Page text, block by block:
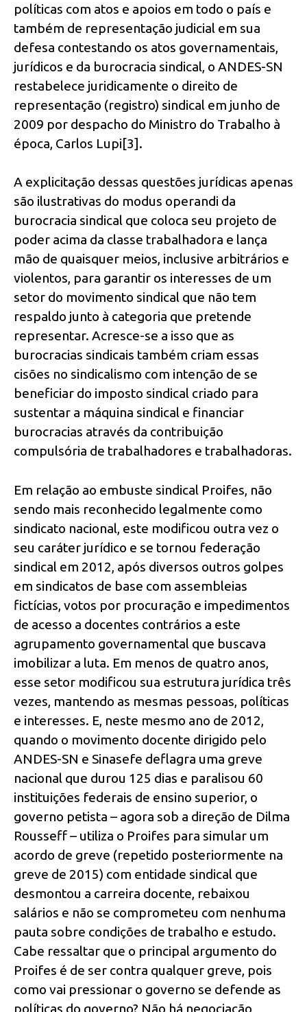
políticas com atos e apoios em todo o país e
também de representação judicial em sua
defesa contestando os atos governamentais,
jurídicos e da burocracia sindical, o ANDES-SN
restabelece juridicamente o direito de
representação (registro) sindical em junho de
2009 por despacho do Ministro do Trabalho à
época, Carlos Lupi[3].
A explicitação dessas questões jurídicas apenas
são ilustrativas do modus operandi da
burocracia sindical que coloca seu projeto de
poder acima da classe trabalhadora e lança
mão de quaisquer meios, inclusive arbitrários e
violentos, para garantir os interesses de um
setor do movimento sindical que não tem
respaldo junto à categoria que pretende
representar. Acresce-se a isso que as
burocracias sindicais também criam essas
cisões no sindicalismo com intenção de se
beneficiar do imposto sindical criado para
sustentar a máquina sindical e financiar
burocracias através da contribuição
compulsória de trabalhadores e trabalhadoras.
Em relação ao embuste sindical Proifes, não
sendo mais reconhecido legalmente como
sindicato nacional, este modificou outra vez o
seu caráter jurídico e se tornou federação
sindical em 2012, após diversos outros golpes
em sindicatos de base com assembleias
fictícias, votos por procuração e impedimentos
de acesso a docentes contrários a este
agrupamento governamental que buscava
imobilizar a luta. Em menos de quatro anos,
esse setor modificou sua estrutura jurídica três
vezes, mantendo as mesmas pessoas, políticas
e interesses. E, neste mesmo ano de 2012,
quando o movimento docente dirigido pelo
ANDES-SN e Sinasefe deflagra uma greve
nacional que durou 125 dias e paralisou 60
instituições federais de ensino superior, o
governo petista – agora sob a direção de Dilma
Rousseff – utiliza o Proifes para simular um
acordo de greve (repetido posteriormente na
greve de 2015) com entidade sindical que
desmontou a carreira docente, rebaixou
salários e não se comprometeu com nenhuma
pauta sobre condições de trabalho e estudo.
Cabe ressaltar que o principal argumento do
Proifes é de ser contra qualquer greve, pois
como vai pressionar o governo se defende as
políticas do governo? Não há negociação